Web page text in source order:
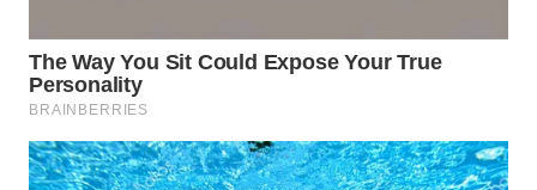
WN
KUNINGAN
WN